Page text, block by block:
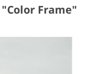
Frame"